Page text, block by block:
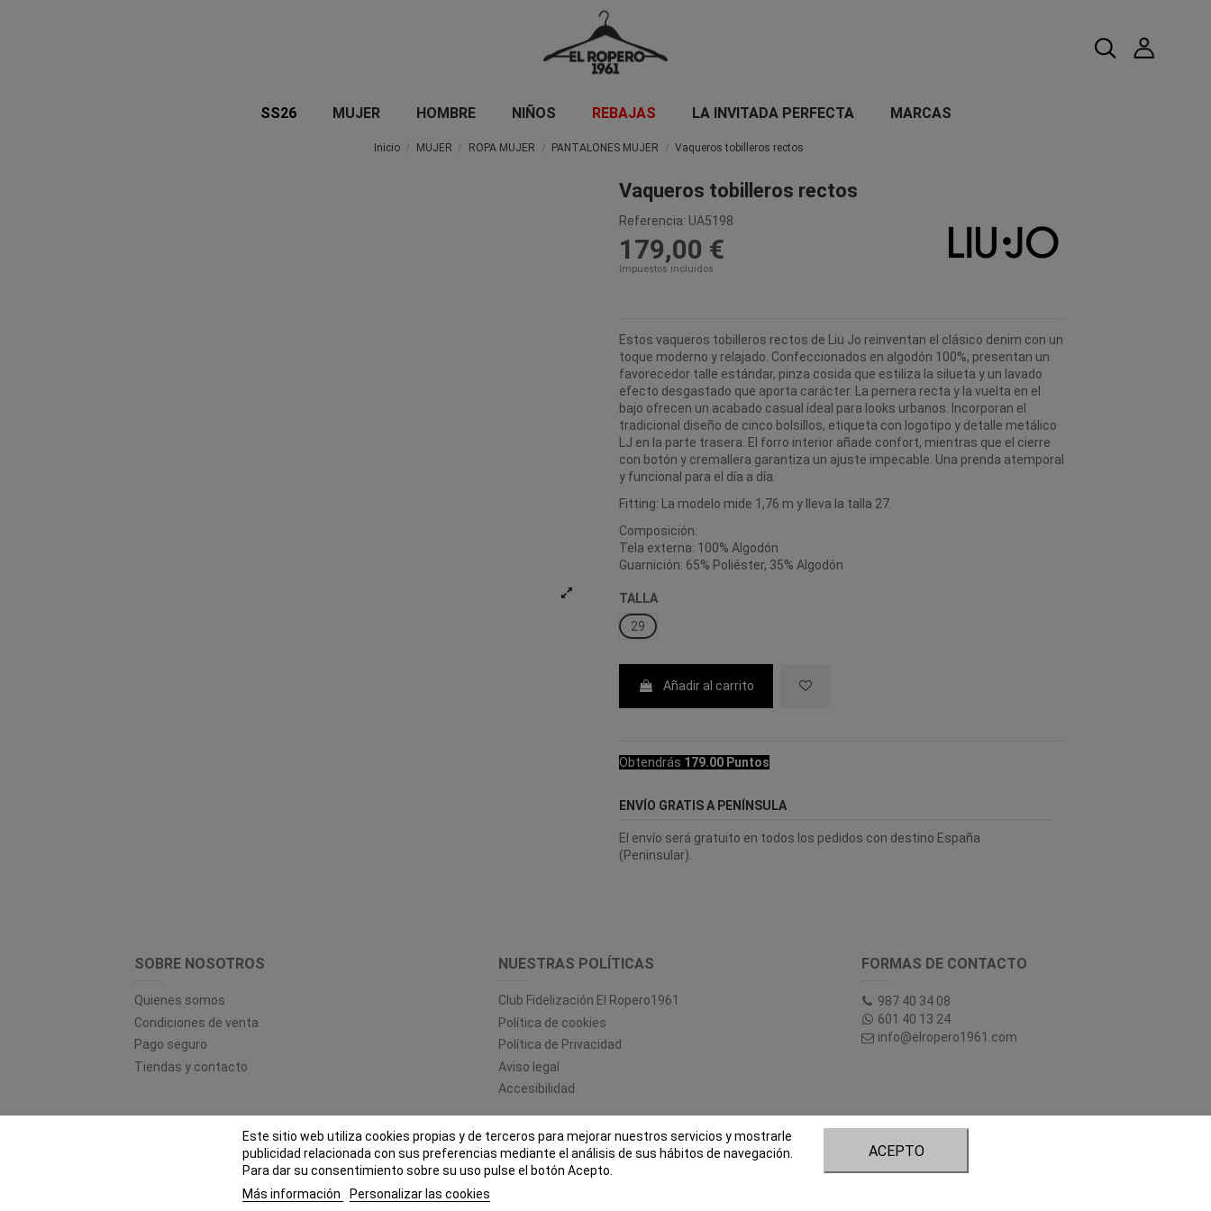
SS26 MUJER HOMBRE NIÑOS REBAJAS LA INVITADA PERFECTA MARCAS
Inicio MUJER ROPA MUJER PANTALONES MUJER Vaqueros tobilleros rectos
Vaqueros tobilleros rectos
Referencia: UA5198
179,00 €
Impuestos incluidos
Estos vaqueros tobilleros rectos de Liu Jo reinventan el clásico denim con un
toque moderno y relajado. Confeccionados en algodón 100%, presentan un
favorecedor talle estándar, pinza cosida que estiliza la silueta y un lavado
efecto desgastado que aporta carácter. La pernera recta y la vuelta en el
bajo ofrecen un acabado casual ideal para looks urbanos. Incorporan el
tradicional diseño de cinco bolsillos, etiqueta con logotipo y detalle metálico
LJ en la parte trasera. El forro interior añade confort, mientras que el cierre
con botón y cremallera garantiza un ajuste impecable. Una prenda atemporal
y funcional para el día a día.
Fitting: La modelo mide 1,76 m y lleva la talla 27.
Composición:
Tela externa: 100% Algodón
Guarnición: 65% Poliéster, 35% Algodón
TALLA
29
Añadir al carrito
Obtendrás 179.00 Puntos
ENVÍO GRATIS A PENÍNSULA
El envío será gratuito en todos los pedidos con destino España
(Peninsular).
SOBRE NOSOTROS
Quienes somos
Condiciones de venta
Pago seguro
Tiendas y contacto
NUESTRAS POLÍTICAS
Club Fidelización El Ropero1961
Política de cookies
Política de Privacidad
Aviso legal
Accesibilidad
FORMAS DE CONTACTO
987 40 34 08
601 40 13 24
info@elropero1961.com
Este sitio web utiliza cookies propias y de terceros para mejorar nuestros servicios y mostrarle
publicidad relacionada con sus preferencias mediante el análisis de sus hábitos de navegación.
Para dar su consentimiento sobre su uso pulse el botón Acepto.
Más información
Personalizar las cookies
ACEPTO
© EL ROPERO 1961 - Todos los derechos reservados - Powered bybytefactory